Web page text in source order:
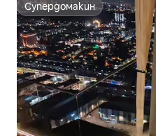
Супердомакин
Супердомакин